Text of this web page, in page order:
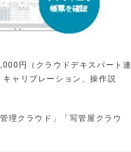
円（クラウドデキスパート連
ャリブレーション、操作説
理クラウド」「写管屋クラウ